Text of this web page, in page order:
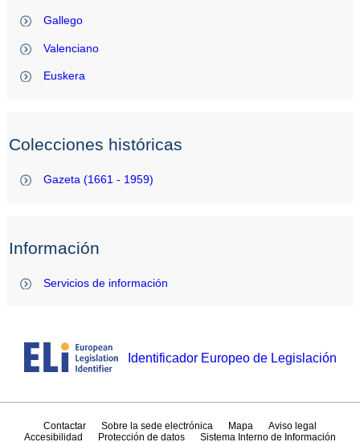
Gallego
Valenciano
Euskera
Colecciones históricas
Gazeta (1661 - 1959)
Información
Servicios de información
Identificador Europeo de Legislación
Contactar Sobre la sede electrónica Mapa
Aviso legal
Accesibilidad
Protección de datos Sistema Interno de Información